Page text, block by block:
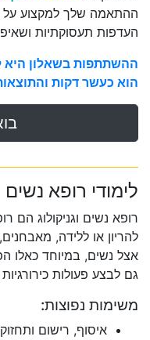
ההתאמה שלך למקצוע על
העדפות תעסוקתיות
ההשתתפות בשאלון היא
הוא כעשר דקות
לימודי רופא נשים
רופא נשים וגניקולוג הם
להריון או ללידה,
אצל נשים, במיוחד כאלו
גם לבצע פעולות כירורגיות
משימות נפוצות:
איסוף, רישום